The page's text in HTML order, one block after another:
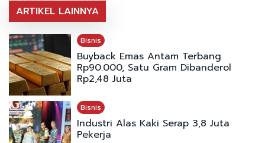
ARTIKEL LAINNYA
Bisnis
Buyback Emas Antam Terbang
Rp90.000, Satu Gram Dibanderol
Rp2,48 Juta
Bisnis
Industri Alas Kaki Serap 3,8 Juta
Pekerja